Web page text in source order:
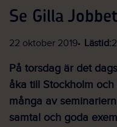
Se Gilla
22 oktober 2019 Lästid:
På torsdag är det
åka till Stockholm
många av
samtal och goda